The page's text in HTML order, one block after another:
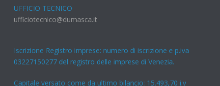
UFFICIO TECNICO
ufficiotecnico@dumasca.it
Iscrizione Registro imprese: numero di iscrizione e p.iva
03227150277 del registro delle imprese di Venezia.
Capitale versato come da ultimo bilancio: 15.493,70 i.v